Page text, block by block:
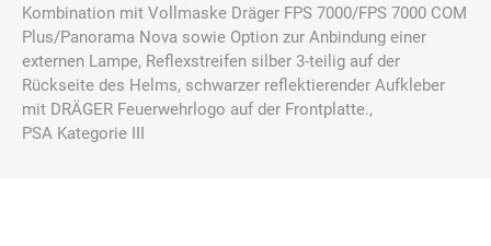
Kombination mit Vollmaske Dräger FPS 7000/FPS 7000 COM
Plus/Panorama Nova sowie Option zur Anbindung einer
externen Lampe, Reflexstreifen silber 3-teilig auf der
Rückseite des Helms, schwarzer reflektierender Aufkleber
mit DRÄGER Feuerwehrlogo auf der Frontplatte.,
PSA Kategorie III